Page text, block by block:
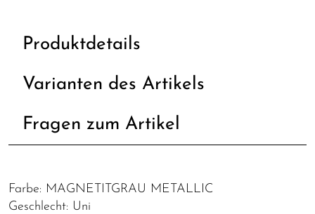
Produktdetails
Varianten des Artikels
Fragen zum Artikel
Farbe: MAGNETITGRAU METALLIC
Geschlecht: Uni